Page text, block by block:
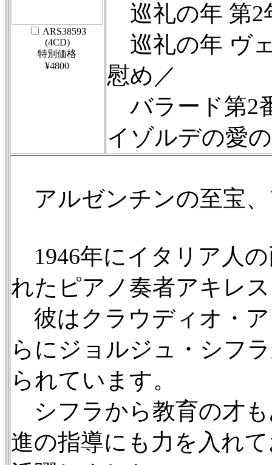
ARS38593
(4CD)
特別価格
¥4800
巡礼の年 第2
巡礼の年 ヴ
慰め／
バラード第2
イゾルデの愛
アルゼンチンの至宝
1946年にイタリア人
れたピアノ奏者アキレ
彼はクラウディオ・
らにジョルジュ・シフ
られています。
シフラから教育の才
進の指導にも力を入れ